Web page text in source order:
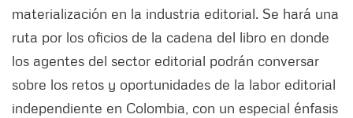
materialización en la industria editorial. Se hará una
ruta por los oficios de la cadena del libro en donde
los agentes del sector editorial podrán conversar
sobre los retos y oportunidades de la labor editorial
independiente en Colombia, con un especial énfasis